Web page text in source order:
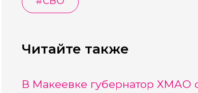
Читайте также
В Макеевке губернатор ХМАО